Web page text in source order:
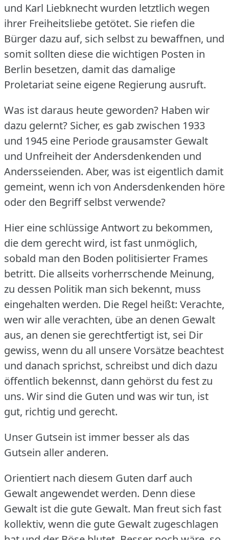
und Karl Liebknecht wurden letztlich wegen
ihrer Freiheitsliebe getötet. Sie riefen die
Bürger dazu auf, sich selbst zu bewaffnen, und
somit sollten diese die wichtigen Posten in
Berlin besetzen, damit das damalige
Proletariat seine eigene Regierung ausruft.
Was ist daraus heute geworden? Haben wir
dazu gelernt? Sicher, es gab zwischen 1933
und 1945 eine Periode grausamster Gewalt
und Unfreiheit der Andersdenkenden und
Andersseienden. Aber, was ist eigentlich damit
gemeint, wenn ich von Andersdenkenden höre
oder den Begriff selbst verwende?
Hier eine schlüssige Antwort zu bekommen,
die dem gerecht wird, ist fast unmöglich,
sobald man den Boden politisierter Frames
betritt. Die allseits vorherrschende Meinung,
zu dessen Politik man sich bekennt, muss
eingehalten werden. Die Regel heißt: Verachte,
wen wir alle verachten, übe an denen Gewalt
aus, an denen sie gerechtfertigt ist, sei Dir
gewiss, wenn du all unsere Vorsätze beachtest
und danach sprichst, schreibst und dich dazu
öffentlich bekennst, dann gehörst du fest zu
uns. Wir sind die Guten und was wir tun, ist
gut, richtig und gerecht.
Unser Gutsein ist immer besser als das
Gutsein aller anderen.
Orientiert nach diesem Guten darf auch
Gewalt angewendet werden. Denn diese
Gewalt ist die gute Gewalt. Man freut sich fast
kollektiv, wenn die gute Gewalt zugeschlagen